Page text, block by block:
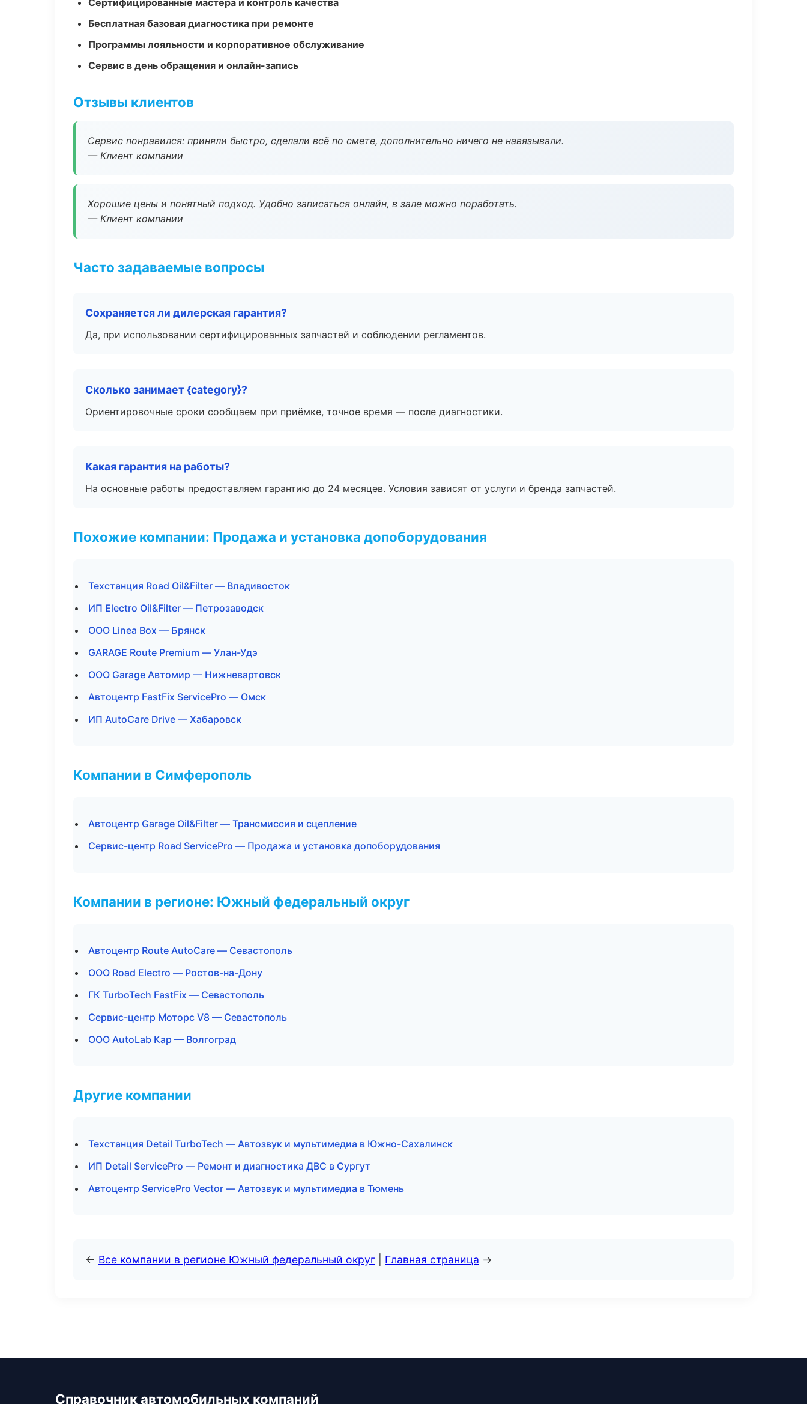
Сертифицированные мастера и контроль качества
Бесплатная базовая диагностика при ремонте
Программы лояльности и корпоративное обслуживание
Сервис в день обращения и онлайн-запись
Отзывы клиентов
Сервис понравился: приняли быстро, сделали всё по смете, дополнительно ничего не навязывали.
— Клиент компании
Хорошие цены и понятный подход. Удобно записаться онлайн, в зале можно поработать.
— Клиент компании
Часто задаваемые вопросы
Сохраняется ли дилерская гарантия?
Да, при использовании сертифицированных запчастей и соблюдении регламентов.
Сколько занимает {category}?
Ориентировочные сроки сообщаем при приёмке, точное время — после диагностики.
Какая гарантия на работы?
На основные работы предоставляем гарантию до 24 месяцев. Условия зависят от услуги и бренда запчастей.
Похожие компании: Продажа и установка допоборудования
Техстанция Road Oil&Filter — Владивосток
ИП Electro Oil&Filter — Петрозаводск
ООО Linea Box — Брянск
GARAGE Route Premium — Улан-Удэ
ООО Garage Автомир — Нижневартовск
Автоцентр FastFix ServicePro — Омск
ИП AutoCare Drive — Хабаровск
Компании в Симферополь
Автоцентр Garage Oil&Filter — Трансмиссия и сцепление
Сервис-центр Road ServicePro — Продажа и установка допоборудования
Компании в регионе: Южный федеральный округ
Автоцентр Route AutoCare — Севастополь
ООО Road Electro — Ростов-на-Дону
ГК TurboTech FastFix — Севастополь
Сервис-центр Моторс V8 — Севастополь
ООО AutoLab Кар — Волгоград
Другие компании
Техстанция Detail TurboTech — Автозвук и мультимедиа в Южно-Сахалинск
ИП Detail ServicePro — Ремонт и диагностика ДВС в Сургут
Автоцентр ServicePro Vector — Автозвук и мультимедиа в Тюмень
← Все компании в регионе Южный федеральный округ Главная страница →
Справочник автомобильных компаний